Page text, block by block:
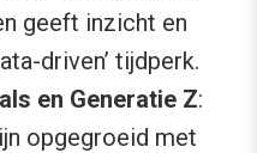
geeft inzicht en
driven’ tijdperk.
en Generatie Z:
opgegroeid met